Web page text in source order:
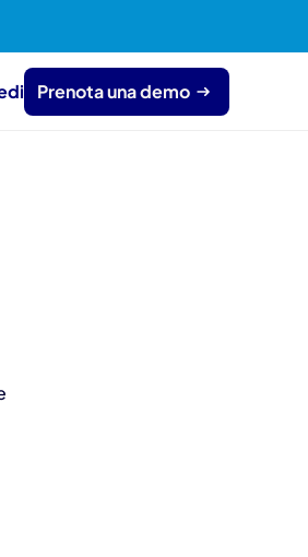
Prenota una demo